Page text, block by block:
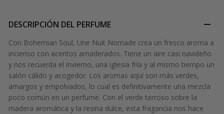
DESCRIPCIÓN DEL PERFUME
Con Bohemian Soul, Une Nuit Nomade crea un fresco aroma a
incienso con acentos amaderados. Tiene un aire casi navideño
y nos recuerda el invierno, una iglesia fría y al mismo tiempo un
salón cálido y acogedor. Los aromas aquí son más verdes,
amargos y empolvados, lo cual es definitivamente una mezcla
poco común en un perfume. Con el verde terroso sobre la
madera aromática y la resina dulce, esta fragancia nos hace